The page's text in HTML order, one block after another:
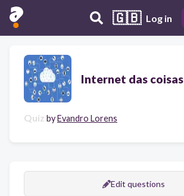
🇬🇧 Log in
Internet das coisas
Quiz byEvandro Lorens
Edit questions